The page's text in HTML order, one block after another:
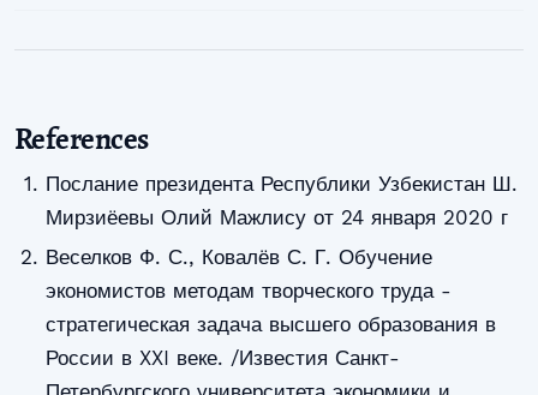
References
Послание президента Республики Узбекистан Ш.
Мирзиёевы Олий Мажлису от 24 января 2020 г
Веселков Ф. С., Ковалёв С. Г. Обучение
экономистов методам творческого труда -
стратегическая задача высшего образования в
России в XXI веке. /Известия Санкт-